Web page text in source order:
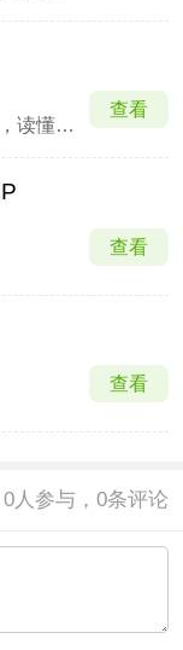
大哉汉口 美在江岸 在这里，读懂江岸
查看
查看
查看
0人参与，0条评论